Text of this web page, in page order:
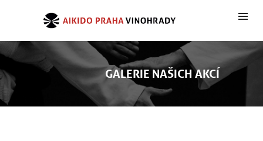
GALERIE NAŠICH AKCÍ